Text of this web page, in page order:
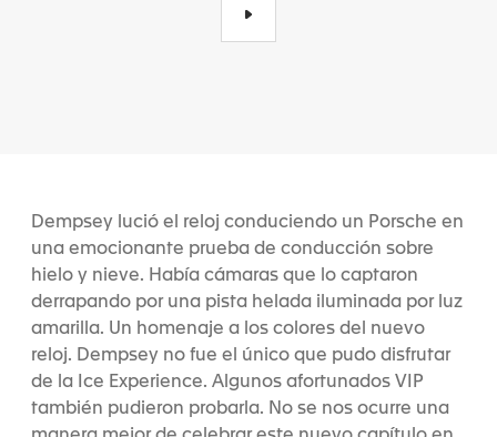
Dempsey lució el reloj conduciendo un Porsche en
una emocionante prueba de conducción sobre
hielo y nieve. Había cámaras que lo captaron
derrapando por una pista helada iluminada por luz
amarilla. Un homenaje a los colores del nuevo
reloj. Dempsey no fue el único que pudo disfrutar
de la Ice Experience. Algunos afortunados VIP
también pudieron probarla. No se nos ocurre una